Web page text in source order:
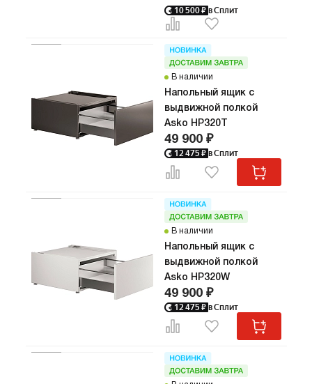
10 500₽ в Сплит
В наличии
Напольный ящик с
выдвижной полкой
Asko HP320T
49 900 ₽
12 475 ₽ в Сплит
В наличии
Напольный ящик с
выдвижной полкой
Asko HP320W
49 900 ₽
12 475 ₽ в Сплит